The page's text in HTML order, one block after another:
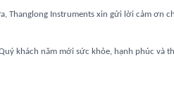
Thanglong Instruments xin gửi lời cảm ơn
khách năm mới sức khỏe, hạnh phúc và